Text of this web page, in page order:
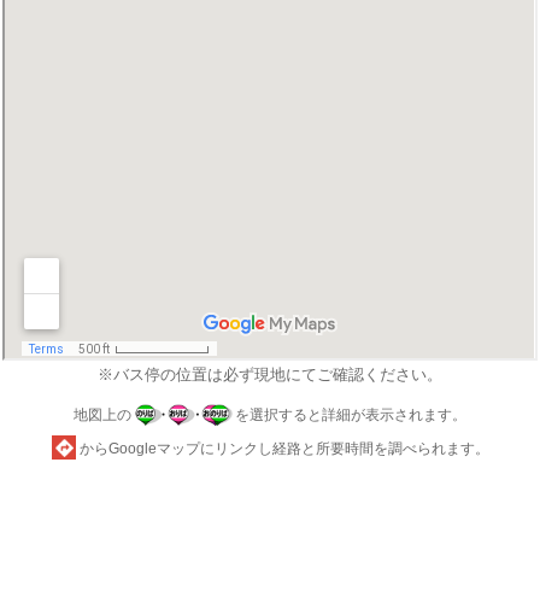
※バス停の位置は必ず現地にてご確認ください。
地図上の
を選択すると詳細が表示されます。
からGoogleマップにリンクし経路と所要時間を調べられます。